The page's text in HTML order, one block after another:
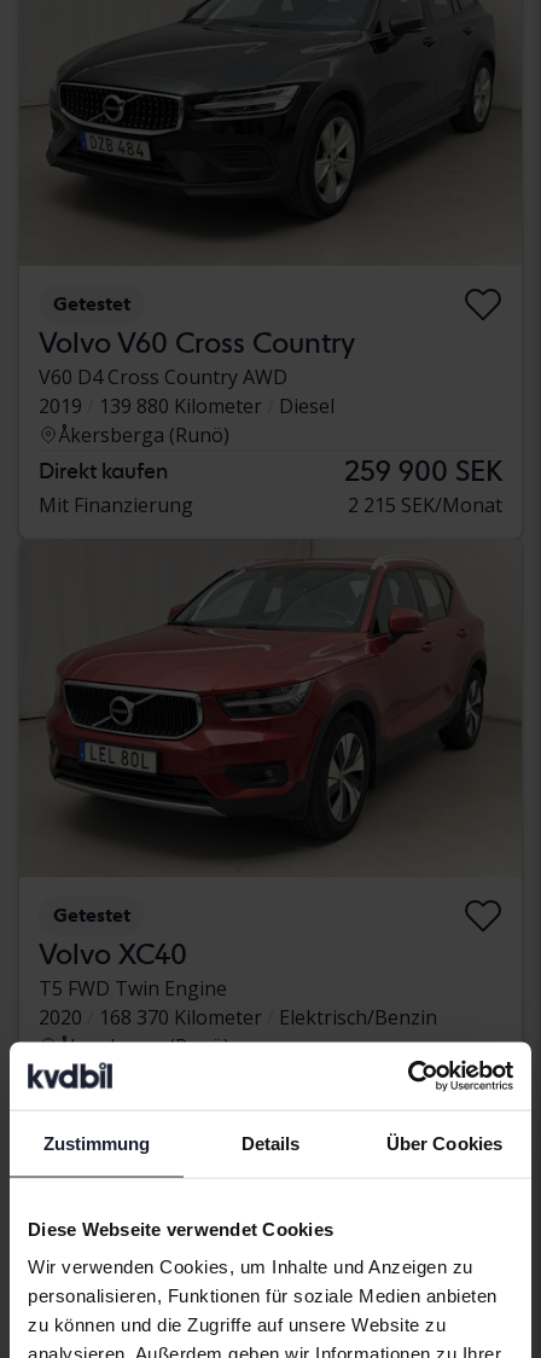
Zustimmung Details Über Cookies
Diese Webseite verwendet Cookies
Wir verwenden Cookies, um Inhalte und Anzeigen zu
personalisieren, Funktionen für soziale Medien anbieten
zu können und die Zugriffe auf unsere Website zu
analysieren. Außerdem geben wir Informationen zu Ihrer
Getestet
Volvo V60 Cross Country
V60 D4 Cross Country AWD
2019
139 880 Kilometer
Diesel
Åkersberga (Runö)
Direkt kaufen 259 900 SEK
Mit Finanzierung 2 215 SEK/Monat
Getestet
Volvo XC40
T5 FWD Twin Engine
2020
168 370 Kilometer
Elektrisch/Benzin
Åkersberga (Runö)
Direkt kaufen 234 900 SEK